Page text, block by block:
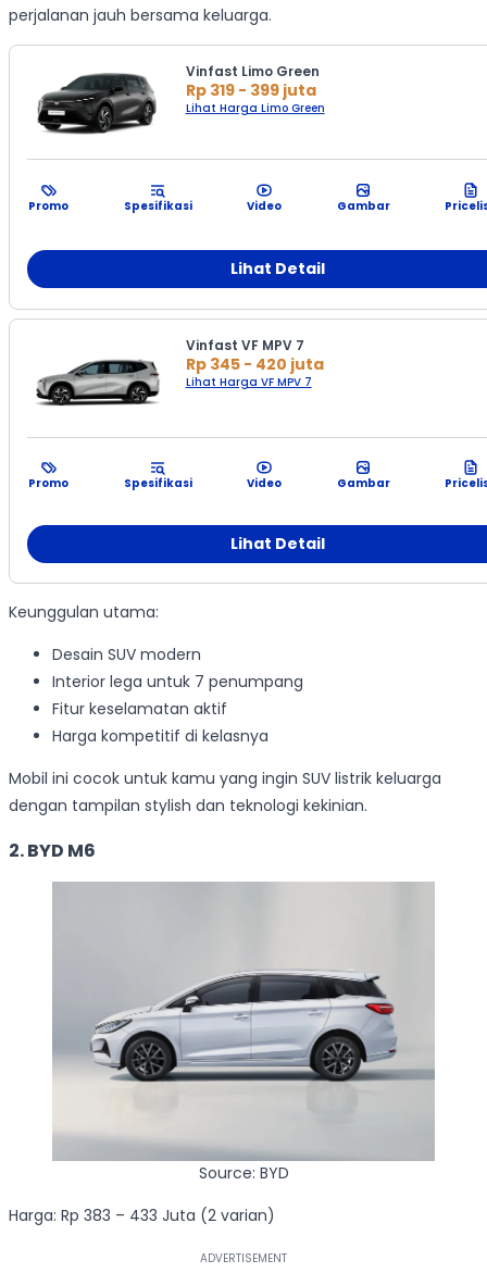
perjalanan jauh bersama keluarga.
Vinfast Limo Green
Rp 319 - 399 juta
Lihat Harga Limo Green
Promo Spesifikasi Video Gambar
Lihat Detail
Vinfast VF MPV 7
Rp 345 - 420 juta
Lihat Harga VF MPV 7
Promo Spesifikasi Video Gambar
Lihat Detail
Keunggulan utama:
Desain SUV modern
Interior lega untuk 7 penumpang
Fitur keselamatan aktif
Harga kompetitif di kelasnya
Mobil ini cocok untuk kamu yang ingin SUV listrik keluarga
dengan tampilan stylish dan teknologi kekinian.
2. BYD M6
Source: BYD
Harga: Rp 383 – 433 Juta (2 varian)